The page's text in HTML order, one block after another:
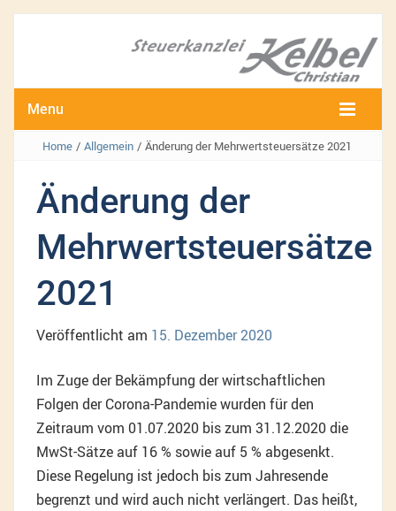
Menu
Home / Allgemein / Änderung der Mehrwertsteuersätze 2021
Änderung der
Mehrwertsteuersätze
2021
Veröffentlicht am 15. Dezember 2020
Im Zuge der Bekämpfung der wirtschaftlichen
Folgen der Corona-Pandemie wurden für den
Zeitraum vom 01.07.2020 bis zum 31.12.2020 die
MwSt-Sätze auf 16 % sowie auf 5 % abgesenkt.
Diese Regelung ist jedoch bis zum Jahresende
begrenzt und wird auch nicht verlängert. Das heißt,